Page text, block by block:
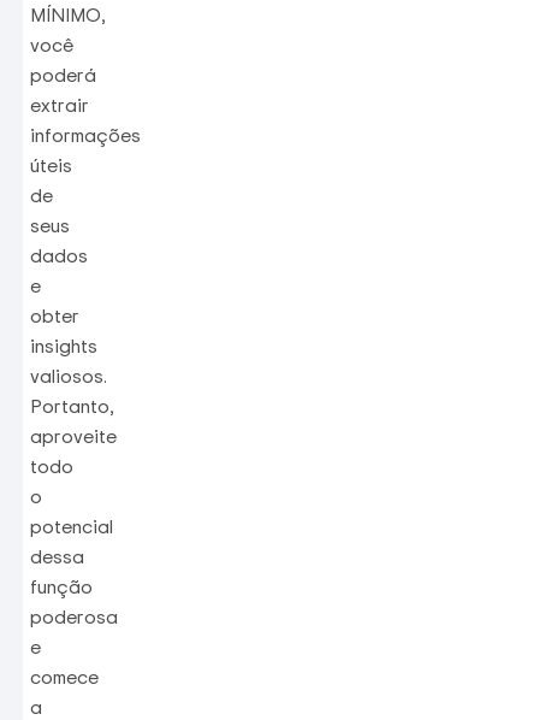
MÍNIMO,
você
poderá
extrair
informações
úteis
de
seus
dados
e
obter
insights
valiosos.
Portanto,
aproveite
todo
o
potencial
dessa
função
poderosa
e
comece
a